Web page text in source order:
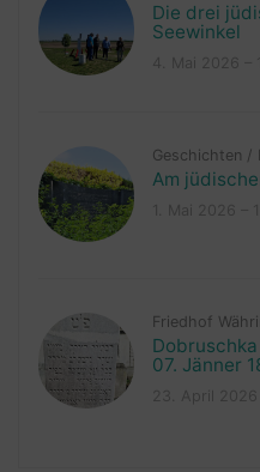
Die drei
Seewinkel
Geschichten /
Am
Friedhof
07. Jänner